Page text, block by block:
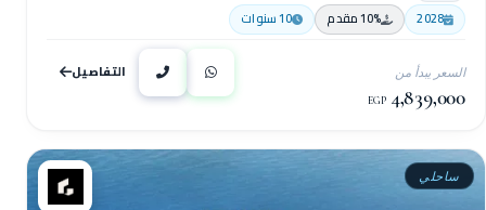
2028
10% مقدم 10 سنوات
السعر يبدأ من
4,839,000
EGP
التفاصيل
ساحلي